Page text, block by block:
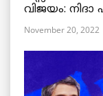
വിജയം:
November 20, 2022